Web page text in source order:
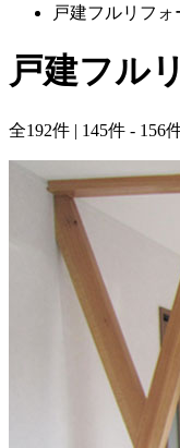
戸建フルリフォ
戸建フル
全192件 | 145件 - 156